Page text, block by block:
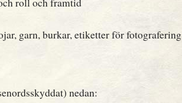
garn, burkar, etiketter för fotografering
nedan: